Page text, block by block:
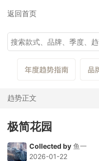
返回首页
趋势正文
极简花园
Collected by 鱼一
2026-01-22